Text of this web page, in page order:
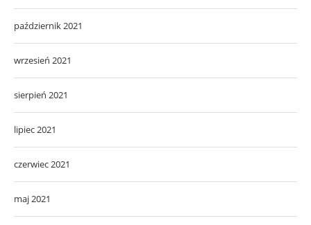
październik 2021
wrzesień 2021
sierpień 2021
lipiec 2021
czerwiec 2021
maj 2021